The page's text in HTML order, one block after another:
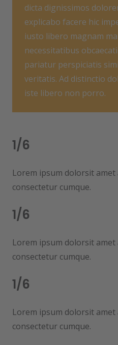
dicta dignissimos
explicabo facere hic
iusto libero magnam
necessitatibus
pariatur perspiciatis
veritatis. Ad distinctio
iste libero non porro.
1/6
Lorem ipsum dolorsit
consectetur cumque.
1/6
Lorem ipsum dolorsit
consectetur cumque.
1/6
Lorem ipsum dolorsit
consectetur cumque.